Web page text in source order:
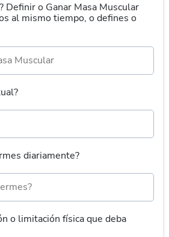
Definir o Ganar Masa Muscular
al mismo tiempo, o defines o
diariamente?
o limitación física que deba